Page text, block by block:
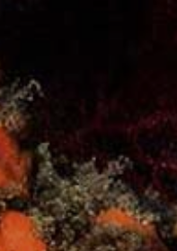
información
personales del usuario
de sus hábitos de
conocer los hábitos
publicidad
del usuario.